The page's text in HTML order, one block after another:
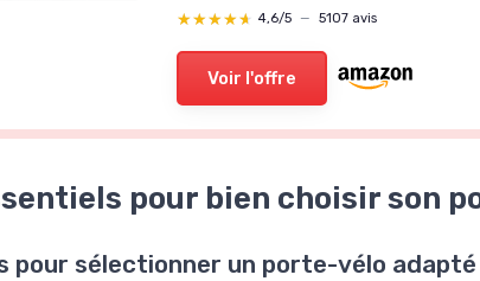
★★★★★
★★★★★ 4,6/5 — 5107 avis
Voir l'offre
pour bien choisir son
pour sélectionner un porte-vélo